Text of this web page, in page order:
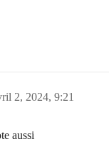
2, 2024, 9:21
aussi